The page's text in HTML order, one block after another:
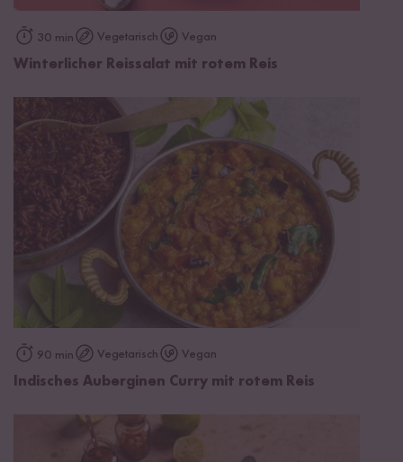
30 min Vegetarisch Vegan
Winterlicher Reissalat mit rotem Reis
90 min Vegetarisch Vegan
Indisches Auberginen Curry mit rotem Reis